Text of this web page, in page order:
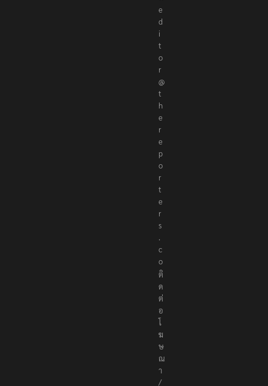
e
d
i
t
o
r
@
t
h
e
r
e
p
o
r
t
e
r
s
.
c
o
ติ
ด
ต่
อ
โ
ฆ
ษ
ณ
า
/